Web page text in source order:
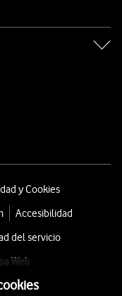
y Cookies
Accesibilidad
del servicio
Web